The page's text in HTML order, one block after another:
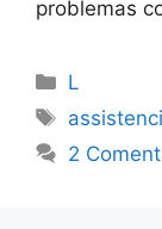
problemas
Categorias
L
Tags
2